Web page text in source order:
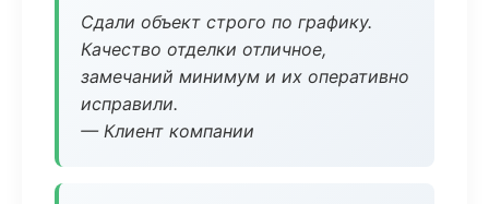
Сдали объект строго по графику.
Качество отделки отличное,
замечаний минимум и их оперативно
исправили.
— Клиент компании